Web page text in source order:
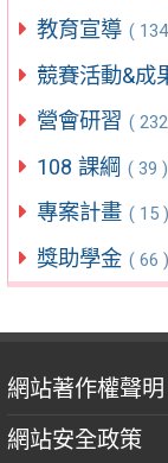
教育宣導 (
競賽活動&成
營會研習 (
108 課綱 ( 39 )
專案計畫 ( 15 )
獎助學金 ( 66 )
網站著作權聲明
網站安全政策